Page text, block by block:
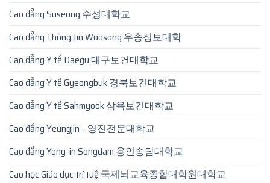
Cao đẳng Suseong 수성대학교
Cao đẳng Thông tin Woosong 우송정보대학
Cao đẳng Y tế Daegu 대구보건대학교
Cao đẳng Y tế Gyeongbuk 경북보건대학교
Cao đẳng Y tế Sahmyook 삼육보건대학교
Cao đẳng Yeungjin – 영진전문대학교
Cao đẳng Yong-in Songdam 용인송담대학교
Cao học Giáo dục trí tuệ 국제뇌교육종합대학원대학교